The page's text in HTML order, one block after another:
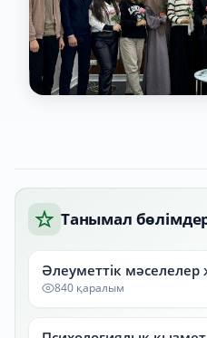
Танымал
Әлеуметтік
840 қаралым